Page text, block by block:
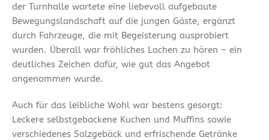
der Turnhalle wartete eine liebevoll aufgebaute
Bewegungslandschaft auf die jungen Gäste, ergänzt
durch Fahrzeuge, die mit Begeisterung ausprobiert
wurden. Überall war fröhliches Lachen zu hören – ein
deutliches Zeichen dafür, wie gut das Angebot
angenommen wurde.
Auch für das leibliche Wohl war bestens gesorgt:
Leckere selbstgebackene Kuchen und Muffins sowie
verschiedenes Salzgebäck und erfrischende Getränke